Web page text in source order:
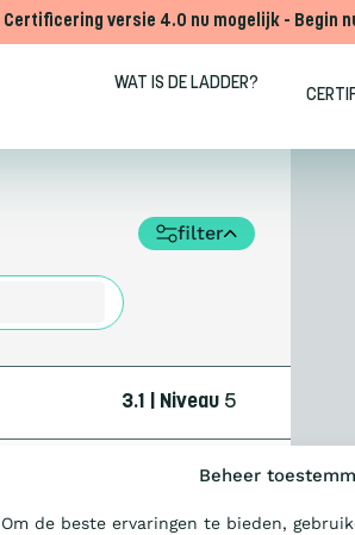
Beheer
Om de beste ervaringen te bieden,
Certificering versie 4.0 nu mogelijk - Begin
WAT IS DE LADDER?
filter
3.1 | Niveau 5